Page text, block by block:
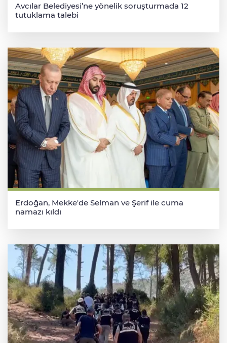
Avcılar Belediyesi’ne yönelik soruşturmada 12
tutuklama talebi
Erdoğan, Mekke'de Selman ve Şerif ile cuma
namazı kıldı